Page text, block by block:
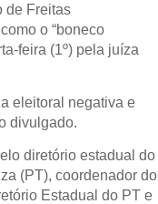
de Freitas
o “boneco
feira (1º) pela juíza
eleitoral negativa e
divulgado.
diretório estadual do
(PT), coordenador do
Estadual do PT e